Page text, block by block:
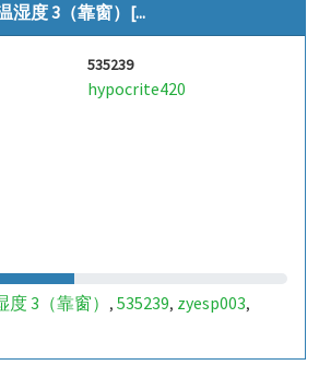
湿度 3（靠窗）[...
535239
hypocrite420
度 3（靠窗） , 535239, zyesp003,